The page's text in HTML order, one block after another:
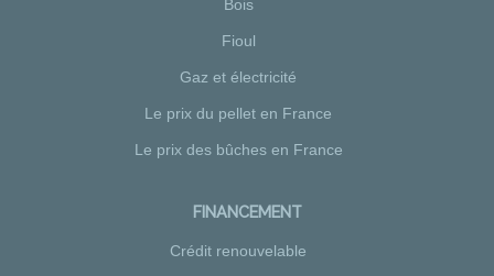
Bois
Fioul
Gaz et électricité
Le prix du pellet en France
Le prix des bûches en France
FINANCEMENT
Crédit renouvelable